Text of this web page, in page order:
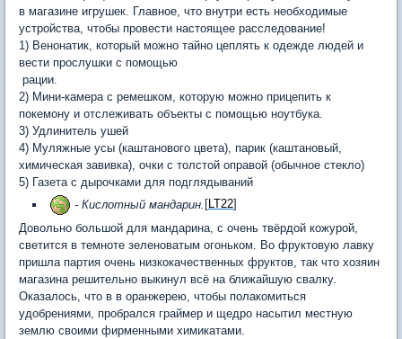
в магазине игрушек. Главное, что внутри есть необходимые
устройства, чтобы провести настоящее расследование!
1) Венонатик, который можно тайно цеплять к одежде людей и
вести прослушки с помощью
рации.
2) Мини-камера с ремешком, которую можно прицепить к
покемону и отслеживать объекты с помощью ноутбука.
3) Удлинитель ушей
4) Муляжные усы (каштанового цвета), парик (каштановый,
химическая завивка), очки с толстой оправой (обычное стекло)
5) Газета с дырочками для подглядываний
- Кислотный мандарин. [LT22]
Довольно большой для мандарина, с очень твёрдой кожурой,
светится в темноте зеленоватым огоньком. Во фруктовую лавку
пришла партия очень низкокачественных фруктов, так что хозяин
магазина решительно выкинул всё на ближайшую свалку.
Оказалось, что в в оранжерею, чтобы полакомиться
удобрениями, пробрался граймер и щедро насытил местную
землю своими фирменными химикатами.